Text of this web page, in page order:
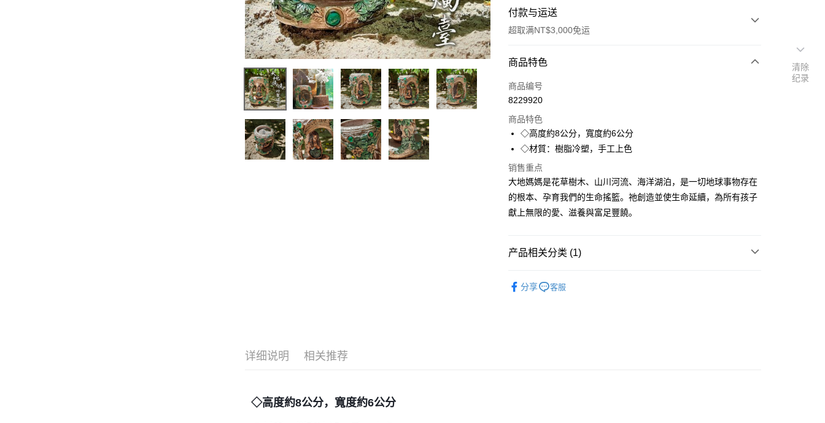
付款与运送
超取满NT$3,000免运
付款方式
信用卡一次付款
LINE Pay
Apple Pay
街口支付
悠遊付
运送方式
全家取貨付款
商品特色
商品编号
8229920
商品特色
◇高度約8公分，寬度約6公分
◇材質：樹脂冷塑，手工上色
销售重点
大地媽媽是花草樹木、山川河流、海洋湖泊，是一切地球事物存在
的根本、孕育我們的生命搖籃。祂創造並使生命延續，為所有孩子
獻上無限的愛、滋養與富足豐饒。
产品相关分类 (1)
分享
客服
详细说明 相关推荐
◇高度約8公分，寬度約6公分
清除
纪录